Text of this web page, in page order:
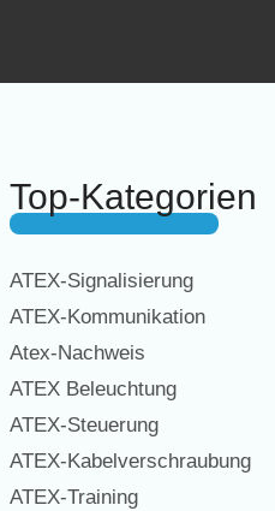
Top-Kategorien
ATEX-Signalisierung
ATEX-Kommunikation
Atex-Nachweis
ATEX Beleuchtung
ATEX-Steuerung
ATEX-Kabelverschraubung
ATEX-Training